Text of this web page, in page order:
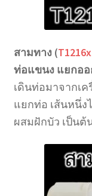
สามทาง (
ท่อแขนง แยกอ
เดินท่อมาจากเ
แยกท่อ เส้นหนึ่ง
ผสมฝักบัว เป็นต้